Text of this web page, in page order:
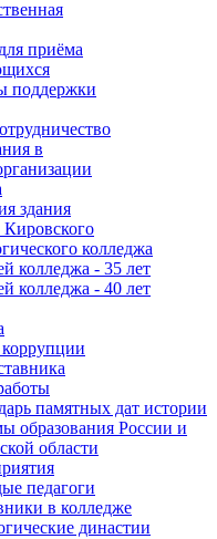
приёма
поддержки
в
здания
колледжа
колледжа - 35 лет
колледжа - 40 лет
памятных дат истории
образования России и
области
педагоги
в колледже
династии